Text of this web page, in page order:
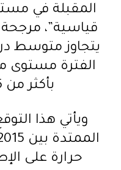
المقبلة في
يتجاوز متوسط
الفترة مستوى
بأكثر من 1.5 درجة مئوية.
ويأتي هذا
حرارة على